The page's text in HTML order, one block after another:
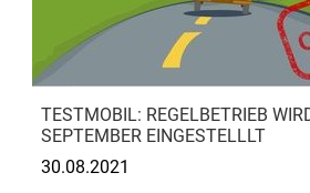
TESTMOBIL: REGELBETRIEB
SEPTEMBER EINGESTELLLT
30.08.2021